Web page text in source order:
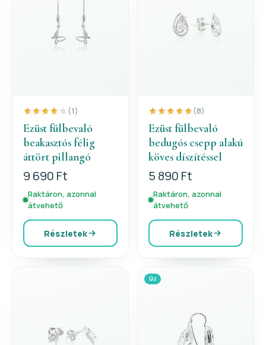
(1)
Ezüst fülbevaló
beakasztós félig
áttört pillangó
9 690 Ft
Raktáron, azonnal
átvehető
Részletek
(8)
Ezüst fülbevaló
bedugós csepp alakú
köves díszítéssel
5 890 Ft
Raktáron, azonnal
átvehető
Részletek
ÚJ